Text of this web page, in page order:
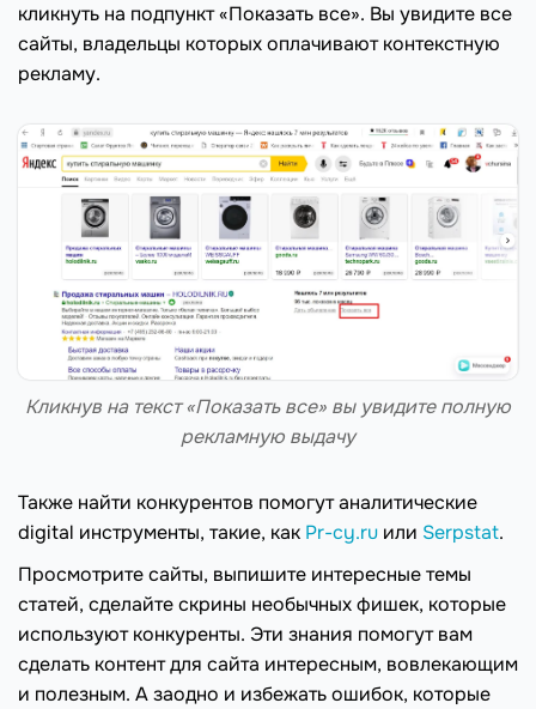
кликнуть на подпункт «Показать все». Вы увидите все
сайты, владельцы которых оплачивают контекстную
рекламу.
Кликнув на текст «Показать все» вы увидите полную
рекламную выдачу
Также найти конкурентов помогут аналитические
digital инструменты, такие, как Pr-cy.ru или Serpstat.
Просмотрите сайты, выпишите интересные темы
статей, сделайте скрины необычных фишек, которые
используют конкуренты. Эти знания помогут вам
сделать контент для сайта интересным, вовлекающим
и полезным. А заодно и избежать ошибок, которые